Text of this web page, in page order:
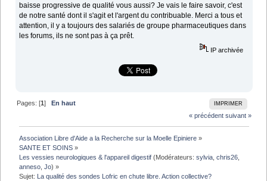
baisse progressive de qualité vous aussi? Je vais le faire savoir, c'est
de notre santé dont il s'agit et l'argent du contribuable. Merci a tous et
attention, il y a toujours des salariés de groupe pharmaceutiques dans
les forums, ils ne sont pas à ça prêt.
IP archivée
IMPRIMER
Pages: [1]En haut
« précédent suivant »
Association Libre d'Aide a la Recherche sur la Moelle Epiniere »
SANTE ET SOINS »
Les vessies neurologiques & l'appareil digestif (Modérateurs:sylvia ,chris26
anneso ,Jo) »
Sujet: La qualité des sondes Lofric en chute libre. Action collective?